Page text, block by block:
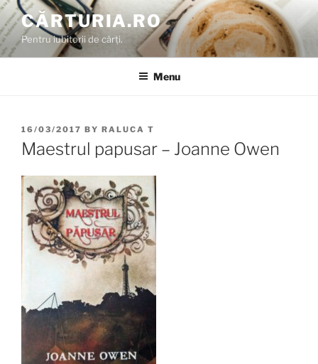
Skip
to
content
CĂRTURIA.RO
Pentru iubitorii de cărți.
Menu
POSTED
ON
16/03/2017 BY RALUCA T
Maestrul papusar – Joanne Owen